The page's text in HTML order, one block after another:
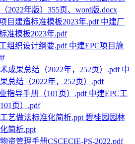
2022年版）355页、word版.docx
中建厂
准模板2023年.pdf
中建EPC项目施
中
总结（2022年，252页）.pdf
中建EPC工
页）.pdf
碧桂园园林
简析.ppt